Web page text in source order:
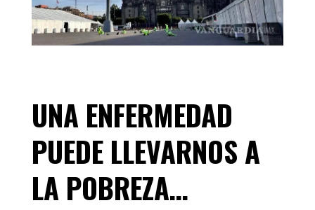
UNA ENFERMEDAD
PUEDE LLEVARNOS A
LA POBREZA…